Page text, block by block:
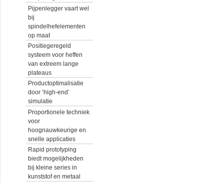
Pijpenlegger vaart wel
bij
spindelhefelementen
op maat
Positiegeregeld
systeem voor heffen
van extreem lange
plateaus
Productoptimalisatie
door ‘high-end’
simulatie
Proportionele techniek
voor
hoognauwkeurige en
snelle applicaties
Rapid prototyping
biedt mogelijkheden
bij kleine series in
kunststof en metaal